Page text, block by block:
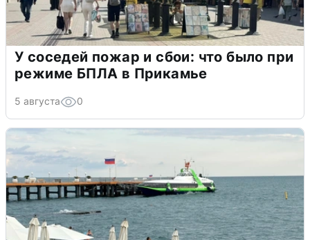
У соседей пожар и сбои: что было при
режиме БПЛА в Прикамье
5 августа 0